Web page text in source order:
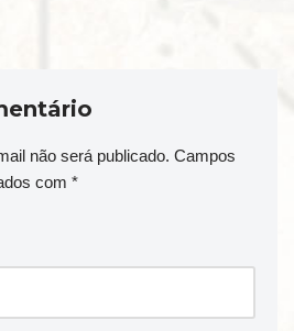
não será publicado. Campos
com *